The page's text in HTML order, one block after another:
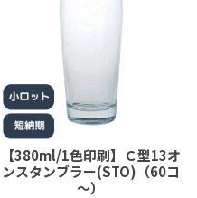
【380ml/1色印刷】Ｃ型13オ
ンスタンブラー(STO)（60コ
～）